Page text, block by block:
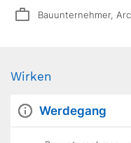
Bauunternehmer,
Wirken
Werdegang